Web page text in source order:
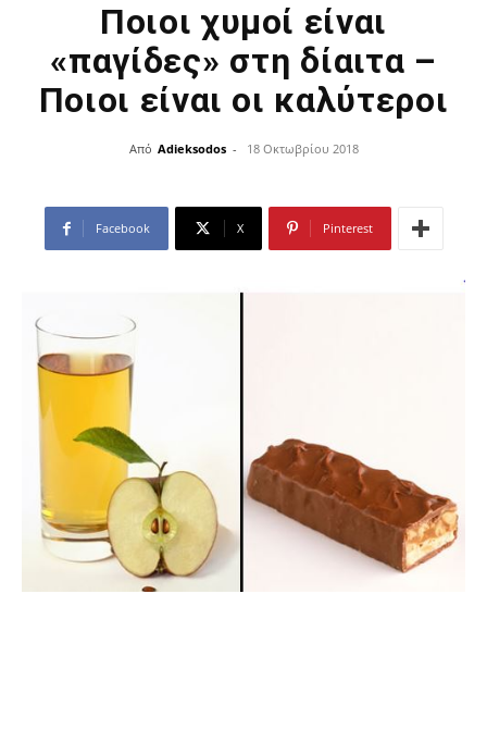
Ποιοι χυμοί είναι
«παγίδες» στη δίαιτα –
Ποιοι είναι οι καλύτεροι
Από Adieksodos - 18 Οκτωβρίου 2018
Facebook X Pinterest